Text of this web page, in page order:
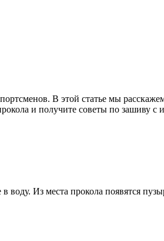
В этой статье мы
и получите советы по зашиву с
воду. Из места прокола появятся